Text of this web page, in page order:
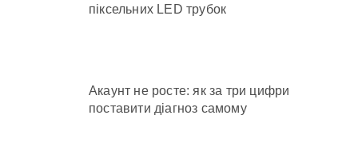
піксельних LED трубок
Акаунт не росте: як за три цифри
поставити діагноз самому